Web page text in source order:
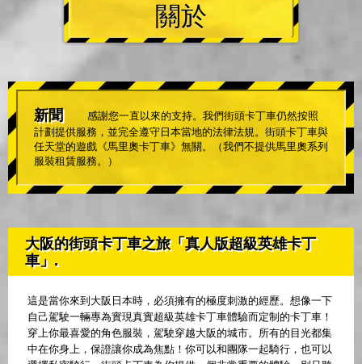
關於
新聞
感謝您一直以來的支持。我們街頭卡丁車仍然按照
計劃提供服務，並完全遵守日本當地的法律法規。街頭卡丁車與
任天堂的遊戲《馬里奧卡丁車》無關。（我們不提供馬里奧系列
服裝租賃服務。）
大阪的街頭卡丁車之旅「真人版超級英雄卡丁
車」.
這是當你來到大阪日本時，必須擁有的極度刺激的經歷。想像一下
自己駕駛一輛專為實現真實超級英雄卡丁車體驗而定制的卡丁車！
穿上你最喜愛的角色服裝，駕駛穿越大阪的城市。所有的目光都集
中在你身上，保證讓你成為焦點！你可以和團隊一起騎行，也可以